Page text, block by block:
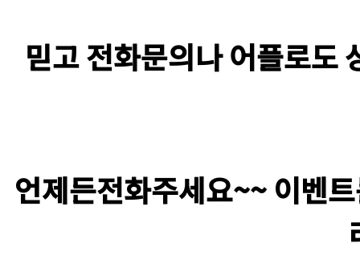
믿고 전화문의나 어플로도
언제든전화주세요~~ 이벤